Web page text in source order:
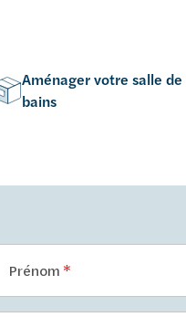
Aménager votre salle de
bains
Prénom